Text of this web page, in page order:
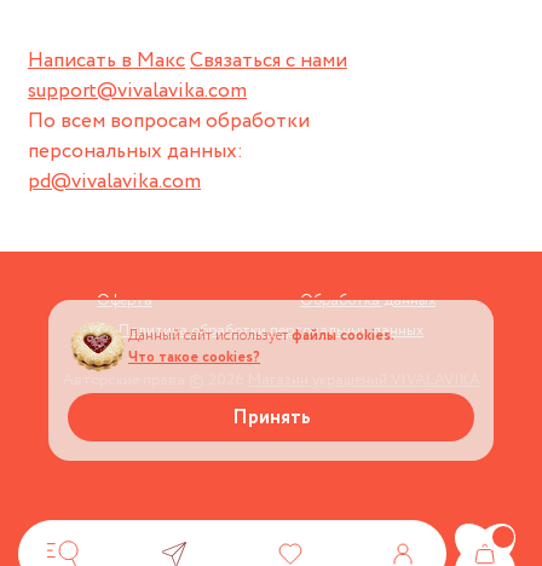
Написать в МаксСвязаться с нами
support@vivalavika.com
По всем вопросам обработки
персональных данных:
pd@vivalavika.com
Оферта
Обработка данных
Политика обработки персональных данных
Данный сайт используетфайлы cookies.
Что такое cookies?
Принять